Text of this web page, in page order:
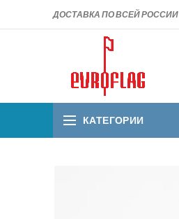
ДОСТАВКА ПО ВСЕЙ РОССИИ
КАТЕГОРИИ